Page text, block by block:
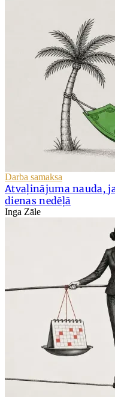
Darba samaksa
Atvaļinājuma nauda,
dienas nedēļā
Inga Zāle